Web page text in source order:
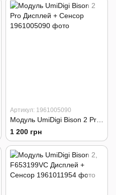
Артикул: 1961005090
1 200 грн